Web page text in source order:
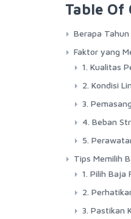
Table Of
Berapa
Faktor yang
1. Kualitas
2. Kondisi
3.
4. Beban
5.
Tips Memilih
1. Pilih Baja
2.
3. Pastikan